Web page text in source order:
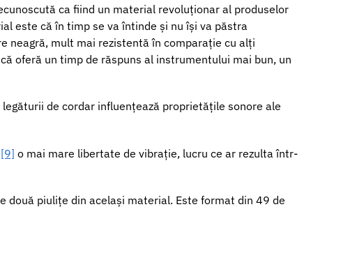
ca fiind un material revoluționar al produselor
este că în timp se va întinde și nu își va păstra
neagră, mult mai rezistentă în comparație cu alți
oferă un timp de răspuns al instrumentului mai bun, un
de cordar influențează proprietățile sonore ale
[9] o mai mare libertate de vibrație, lucru ce ar rezulta într-
două piulițe din același material. Este format din 49 de